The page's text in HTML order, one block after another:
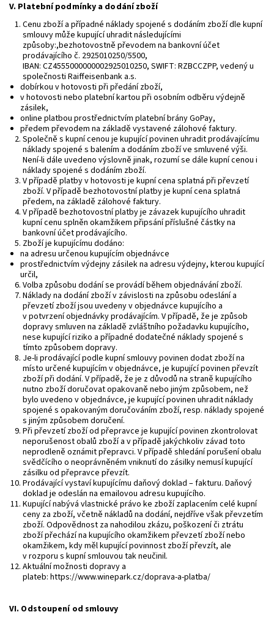
V. Platební podmínky a dodání zboží
Cenu zboží a případné náklady spojené s dodáním zboží dle kupní
smlouvy může kupující uhradit následujícími
způsoby:,bezhotovostně převodem na bankovní účet
prodávajícího č. 2925010250/5500,
IBAN:CZ4555000000002925010250, SWIFT:RZBCCZPP,vedený u
společnostiRaiffeisenbank a.s.
dobírkou v hotovosti při předání zboží,
v hotovosti nebo platební kartou při osobním odběru výdejně
zásilek,
online platbou prostřednictvím platební brány GoPay,
předem převodem na základě vystavené zálohové faktury.
Společně s kupní cenou je kupující povinen uhradit prodávajícímu
náklady spojené s balením a dodáním zboží ve smluvené výši.
Není-li dále uvedeno výslovně jinak, rozumí se dále kupní cenou i
náklady spojené s dodáním zboží.
V případě platby v hotovosti je kupní cena splatná při převzetí
zboží. V případě bezhotovostní platby je kupní cena splatná
předem, na základě zálohové faktury.
V případě bezhotovostní platby je závazek kupujícího uhradit
kupní cenu splněn okamžikem připsání příslušné částky na
bankovní účet prodávajícího.
Zboží je kupujícímu dodáno:
na adresu určenou kupujícím objednávce
prostřednictvím výdejny zásilek na adresu výdejny, kterou kupující
určil,
Volba způsobu dodání se provádí během objednávání zboží.
Náklady na dodání zboží v závislosti na způsobu odeslání a
převzetí zboží jsou uvedeny v objednávce kupujícího a
v potvrzení objednávky prodávajícím. V případě, že je způsob
dopravy smluven na základě zvláštního požadavku kupujícího,
nese kupující riziko a případné dodatečné náklady spojené s
tímto způsobem dopravy.
Je-li prodávající podle kupní smlouvy povinen dodat zboží na
místo určené kupujícím v objednávce, je kupující povinen převzít
zboží při dodání. V případě, že je z důvodů na straně kupujícího
nutno zboží doručovat opakovaně nebo jiným způsobem, než
bylo uvedeno v objednávce, je kupující povinen uhradit náklady
spojené s opakovaným doručováním zboží, resp. náklady spojené
s jiným způsobem doručení.
Při převzetí zboží od přepravce je kupující povinen zkontrolovat
neporušenost obalů zboží a v případě jakýchkoliv závad toto
neprodleně oznámit přepravci. V případě shledání porušení obalu
svědčícího o neoprávněném vniknutí do zásilky nemusí kupující
zásilku od přepravce převzít.
Prodávající vystaví kupujícímu daňový doklad – fakturu. Daňový
doklad je odeslán na emailovou adresu kupujícího.
Kupující nabývá vlastnické právo ke zboží zaplacením celé kupní
ceny za zboží, včetně nákladů na dodání, nejdříve však převzetím
zboží. Odpovědnost za nahodilou zkázu, poškození či ztrátu
zboží přechází na kupujícího okamžikem převzetí zboží nebo
okamžikem, kdy měl kupující povinnost zboží převzít, ale
v rozporu s kupní smlouvou tak neučinil.
Aktuální možnosti dopravy a
plateb: https://www.winepark.cz/doprava-a-platba/
VI. Odstoupení od smlouvy